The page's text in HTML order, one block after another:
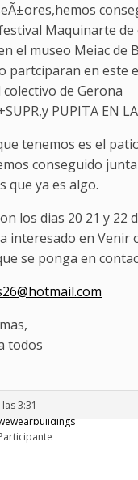
Maquinarte de
el museo Meiac de
partciparan en este
colectivo de Gerona
PUPITA EN
tenemos es el
conseguido
que ya es algo.
los dias 20 21 y 22
interesado en Venir
se ponga en
todos
3:31